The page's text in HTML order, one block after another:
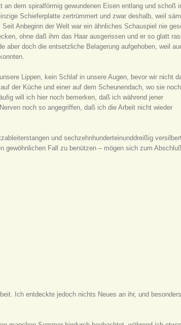
dem spiralförmig gewundenen Eisen entlang und schoß
Schieferplatte zertrümmert und zwar deshalb, weil
Anbeginn der Welt war ein ähnliches Schauspiel nie
ohne daß ihm das Haar ausgerissen und er so glatt
aber doch die entsetzliche Belagerung aufgehoben, weil
Lippen, kein Schlaf in unsere Augen, bevor wir nicht
der Küche und einer auf dem Scheunendach, wo sie noch
will ich hier noch bemerken, daß ich während jener
noch so angegriffen, daß ich die Arbeit nicht wieder
und sechzehnhunderteinunddreißig
gewöhnlichen Fall zu benützen – mögen sich zum
Ich entdeckte jedoch nichts Neues an ihr, und besonders